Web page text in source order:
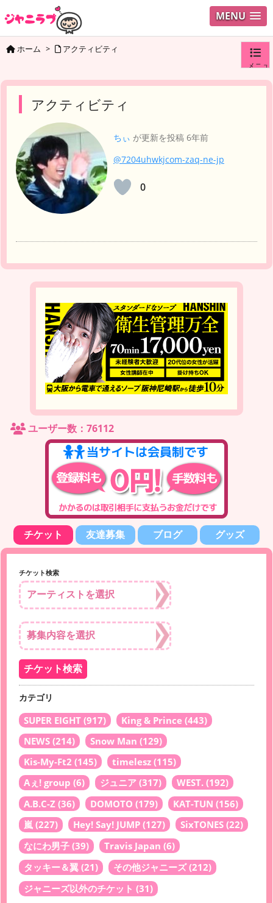
MENU
メニュ
ホーム > アクティビティ
アクティビティ
ちぃ が更新を投稿 6年前
@7204uhwkjcom-zaq-ne-jp
0
ユーザー数：76112
チケット 友達募集 ブログ グッズ
チケット検索
カテゴリ
SUPER EIGHT (917) King & Prince (443)
NEWS (214) Snow Man (129)
Kis-My-Ft2 (145) timelesz (115)
Aぇ! group (6) ジュニア (317) WEST. (192)
A.B.C-Z (36) DOMOTO (179) KAT-TUN (156)
嵐 (227) Hey! Say! JUMP (127) SixTONES (22)
なにわ男子 (39) Travis Japan (6)
タッキー＆翼 (21) その他ジャニーズ(212)
ジャニーズ以外のチケット (31)